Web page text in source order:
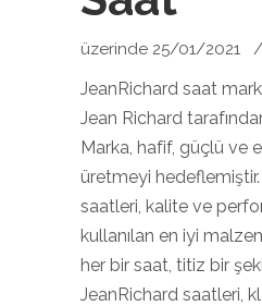
üzerinde 25/01/2021 /
JeanRichard saat
Jean Richard
Marka, hafif, güçlü ve
üretmeyi
saatleri, kalite ve
kullanılan en iyi
her bir saat, titiz bir
JeanRichard saatleri,